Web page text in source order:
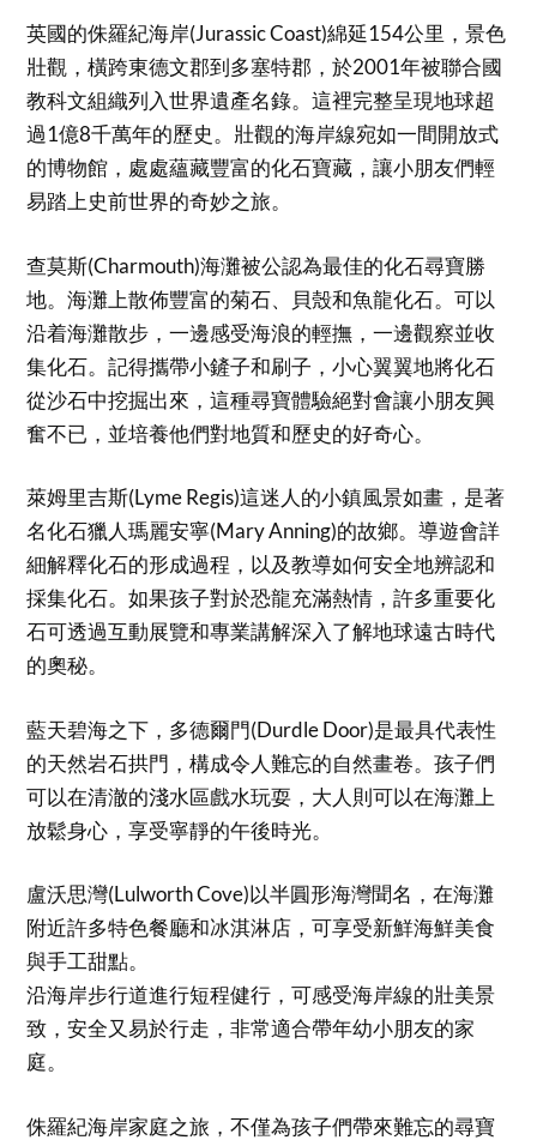
英國的侏羅紀海岸(Jurassic Coast)綿延154公里，景色
壯觀，橫跨東德文郡到多塞特郡，於2001年被聯合國
教科文組織列入世界遺產名錄。這裡完整呈現地球超
過1億8千萬年的歷史。壯觀的海岸線宛如一間開放式
的博物館，處處蘊藏豐富的化石寶藏，讓小朋友們輕
易踏上史前世界的奇妙之旅。
查莫斯(Charmouth)海灘被公認為最佳的化石尋寶勝
地。海灘上散佈豐富的菊石、貝殼和魚龍化石。可以
沿着海灘散步，一邊感受海浪的輕撫，一邊觀察並收
集化石。記得攜帶小鏟子和刷子，小心翼翼地將化石
從沙石中挖掘出來，這種尋寶體驗絕對會讓小朋友興
奮不已，並培養他們對地質和歷史的好奇心。
萊姆里吉斯(Lyme Regis)這迷人的小鎮風景如畫，是著
名化石獵人瑪麗安寧(Mary Anning)的故鄉。導遊會詳
細解釋化石的形成過程，以及教導如何安全地辨認和
採集化石。如果孩子對於恐龍充滿熱情，許多重要化
石可透過互動展覽和專業講解深入了解地球遠古時代
的奧秘。
藍天碧海之下，多德爾門(Durdle Door)是最具代表性
的天然岩石拱門，構成令人難忘的自然畫卷。孩子們
可以在清澈的淺水區戲水玩耍，大人則可以在海灘上
放鬆身心，享受寧靜的午後時光。
盧沃思灣(Lulworth Cove)以半圓形海灣聞名，在海灘
附近許多特色餐廳和冰淇淋店，可享受新鮮海鮮美食
與手工甜點。
沿海岸步行道進行短程健行，可感受海岸線的壯美景
致，安全又易於行走，非常適合帶年幼小朋友的家
庭。
侏羅紀海岸家庭之旅，不僅為孩子們帶來難忘的尋寶